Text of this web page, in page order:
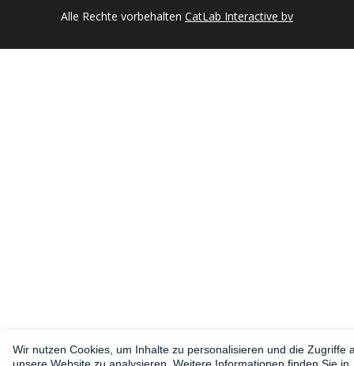
Alle Rechte vorbehalten CatLab Interactive bv
Wir nutzen Cookies, um Inhalte zu personalisieren und die Zugriffe